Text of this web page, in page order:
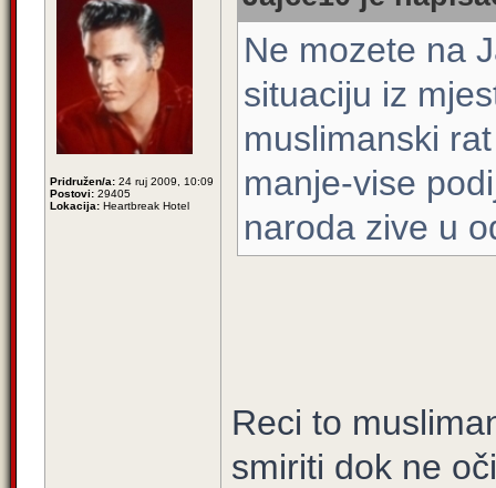
Pridružen/a: 24 ruj 2009, 10:09
Postovi: 29405
Lokacija: Heartbreak Hotel
Ne mozete na
situaciju iz
muslimanski
manje-vise
naroda zive u
Reci to
smiriti dok ne